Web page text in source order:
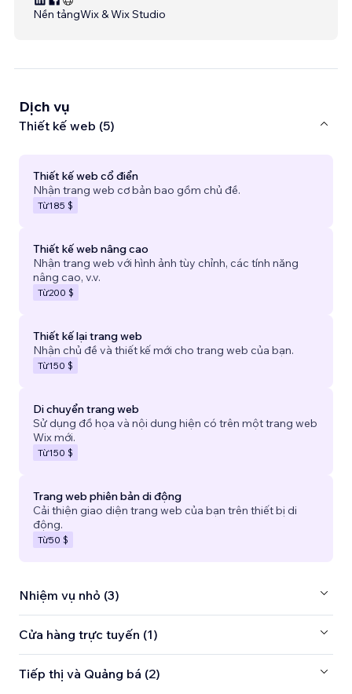
Nền tảngWix & Wix Studio
Dịch vụ
Thiết kế web (5)
Thiết kế web cổ điển
Nhận trang web cơ bản bao gồm chủ đề.
Từ185 $
Thiết kế web nâng cao
Nhận trang web với hình ảnh tùy chỉnh, các tính năng
nâng cao, v.v.
Từ200 $
Thiết kế lại trang web
Nhận chủ đề và thiết kế mới cho trang web của bạn.
Từ150 $
Di chuyển trang web
Sử dụng đồ họa và nội dung hiện có trên một trang web
Wix mới.
Từ150 $
Trang web phiên bản di động
Cải thiện giao diện trang web của bạn trên thiết bị di
động.
Từ50 $
Nhiệm vụ nhỏ (3)
Cửa hàng trực tuyến (1)
Tiếp thị và Quảng bá (2)